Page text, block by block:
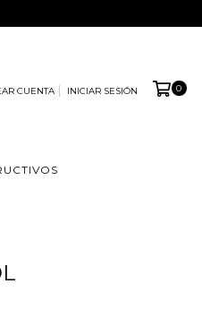
CUENTA INICIAR SESIÓN 0